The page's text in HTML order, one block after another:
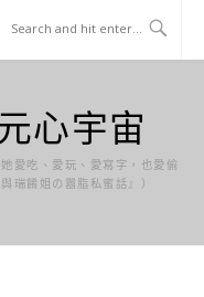
心宇宙
愛吃、愛玩、愛寫字，也愛偷
瑞餚姐の囂脂私蜜話』）